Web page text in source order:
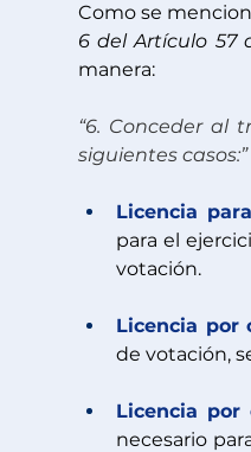
Como se
6 del Artículo 57
manera:
“6. Conceder al
siguientes casos:”
Licencia
para el
votación.
Licencia por
de votación,
Licencia por
necesario